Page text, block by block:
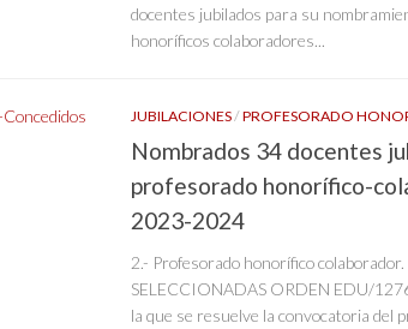
docentes jubilados para su
honoríficos colaboradores...
JUBILACIONES/PROFESORADO
Nombrados 34 docentes
profesorado honorífico-
2023-2024
2.- Profesorado honorífico colaborador.
SELECCIONADAS ORDEN EDU/
la que se resuelve la convocatoria del